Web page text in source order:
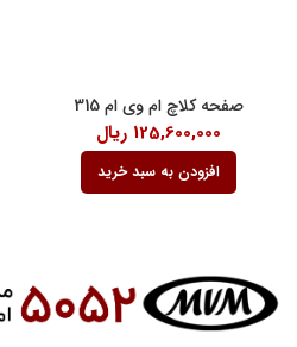
صفحه کلاچ ام وی ام 315
125,600,000 ریال
افزودن به سبد خرید